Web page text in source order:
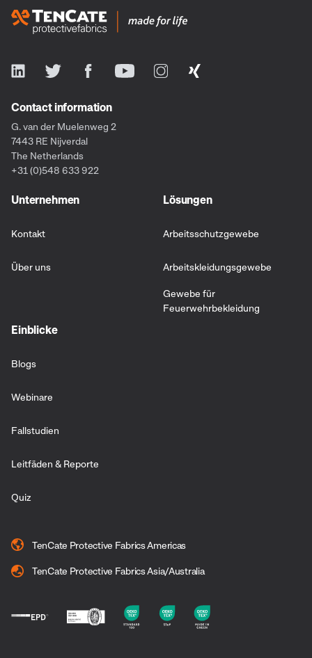
Contact information
G. van der Muelenweg 2
7443 RE Nijverdal
The Netherlands
+31 (0)548 633 922
Unternehmen
Kontakt
Über uns
Lösungen
Arbeitsschutzgewebe
Arbeitskleidungsgewebe
Gewebe für
Feuerwehrbekleidung
Einblicke
Blogs
Webinare
Fallstudien
Leitfäden & Reporte
Quiz
TenCate Protective Fabrics Americas
TenCate Protective Fabrics Asia/Australia